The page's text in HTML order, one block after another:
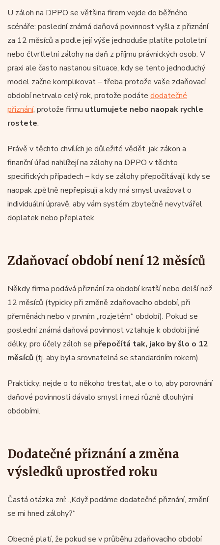
U záloh na DPPO se většina firem vejde do běžného
scénáře: poslední známá daňová povinnost vyšla z přiznání
za 12 měsíců a podle její výše jednoduše platíte pololetní
nebo čtvrtletní zálohy na daň z příjmu právnických osob. V
praxi ale často nastanou situace, kdy se tento jednoduchý
model začne komplikovat – třeba protože vaše zdaňovací
období netrvalo celý rok, protože podáte dodatečné
přiznání, protože firmu utlumujete nebo naopak rychle
rostete.
Právě v těchto chvílích je důležité vědět, jak zákon a
finanční úřad nahlížejí na zálohy na DPPO v těchto
specifických případech – kdy se zálohy přepočítávají, kdy se
naopak zpětně nepřepisují a kdy má smysl uvažovat o
individuální úpravě, aby vám systém zbytečně nevytvářel
doplatek nebo přeplatek.
Zdaňovací období není 12 měsíců
Někdy firma podává přiznání za období kratší nebo delší než
12 měsíců (typicky při změně zdaňovacího období, při
přeměnách nebo v prvním „rozjetém“ období). Pokud se
poslední známá daňová povinnost vztahuje k období jiné
délky, pro účely záloh se přepočítá tak, jako by šlo o 12
měsíců (tj. aby byla srovnatelná se standardním rokem).
Prakticky: nejde o to někoho trestat, ale o to, aby porovnání
daňové povinnosti dávalo smysl i mezi různě dlouhými
obdobími.
Dodatečné přiznání a změna
výsledků uprostřed roku
Častá otázka zní: „Když podáme dodatečné přiznání, změní
se mi hned zálohy?“
Obecně platí, že pokud se v průběhu zdaňovacího období